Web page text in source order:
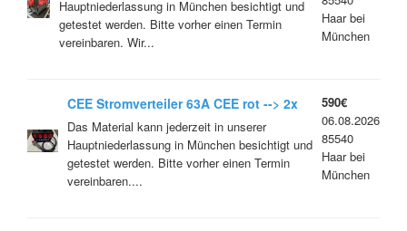
rot, 12x Schuko (MIT FI/RCD 30mA)
Hauptniederlassung in München besichtigt und
getestet werden. Bitte vorher einen Termin
vereinbaren. Wir...
Haar bei
München
CEE Stromverteiler 63A CEE rot --> 2x
32A CEE rot, 2x 16A CEE rot, 12x
Schuko (MIT FI/RCD 30mA
Das Material kann jederzeit in unserer
Hauptniederlassung in München besichtigt und
getestet werden. Bitte vorher einen Termin
vereinbaren....
590€
06.08.2026
85540
Haar bei
München